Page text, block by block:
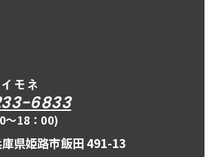
6833
〜18：00)
県姫路市飯田 491-13